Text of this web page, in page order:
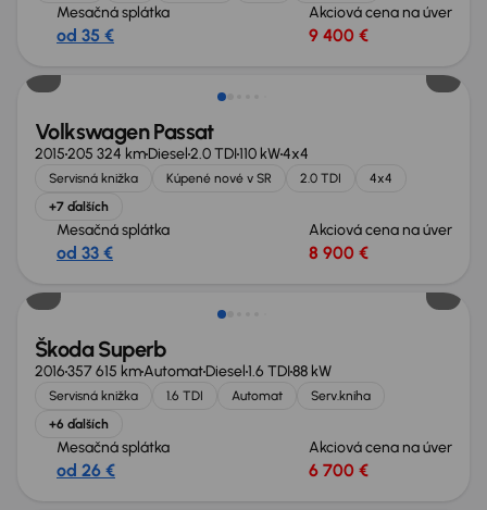
Mesačná splátka
od 35 €
Akciová cena na úver
9 400 €
Zlacnené o 900 €
Volkswagen Passat
2015205 324 kmDiesel2.0 TDI110 kW4x4
Servisná knižka Kúpené nové v SR 2.0 TDI
4x4
+7 ďalších
Mesačná splátka
od 33 €
Akciová cena na úver
8 900 €
Zlacnené o 1 000 €
Škoda Superb
2016357 615 kmAutomatDiesel1.6 TDI88 kW
Servisná knižka 1.6 TDI Automat
Serv.kniha
+6 ďalších
Mesačná splátka
od 26 €
Akciová cena na úver
6 700 €
Zlacnené o 800 €